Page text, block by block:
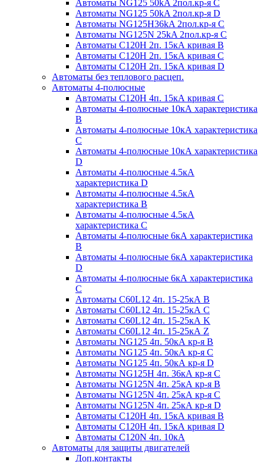
Автоматы NG125 50kA 2пол.кр-я C
Автоматы NG125 50kA 2пол.кр-я D
Автоматы NG125H36kA 2пол.кр-я C
Автоматы NG125N 25kA 2пол.кр-я C
Автоматы С120H 2п. 15кА кривая B
Автоматы С120H 2п. 15кА кривая C
Автоматы С120H 2п. 15кА кривая D
Автоматы без теплового расцеп.
Автоматы 4-полюсные
Автоматы С120H 4п. 15кА кривая C
Автоматы 4-полюсные 10кА характеристика
B
Автоматы 4-полюсные 10кА характеристика
C
Автоматы 4-полюсные 10кА характеристика
D
Автоматы 4-полюсные 4.5кА
характеристика D
Автоматы 4-полюсные 4.5кА
характеристика В
Автоматы 4-полюсные 4.5кА
характеристика С
Автоматы 4-полюсные 6кА характеристика
B
Автоматы 4-полюсные 6кА характеристика
D
Автоматы 4-полюсные 6кА характеристика
С
Автоматы C60L12 4п. 15-25кА B
Автоматы C60L12 4п. 15-25кА C
Автоматы C60L12 4п. 15-25кА K
Автоматы C60L12 4п. 15-25кА Z
Автоматы NG125 4п. 50кА кр-я B
Автоматы NG125 4п. 50кА кр-я C
Автоматы NG125 4п. 50кА кр-я D
Автоматы NG125H 4п. 36кА кр-я C
Автоматы NG125N 4п. 25кА кр-я B
Автоматы NG125N 4п. 25кА кр-я C
Автоматы NG125N 4п. 25кА кр-я D
Автоматы С120H 4п. 15кА кривая B
Автоматы С120H 4п. 15кА кривая D
Автоматы С120N 4п. 10кА
Автоматы для защиты двигателей
Доп.контакты